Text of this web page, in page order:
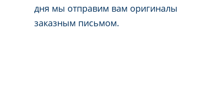
дня мы отправим вам оригиналы
заказным письмом.